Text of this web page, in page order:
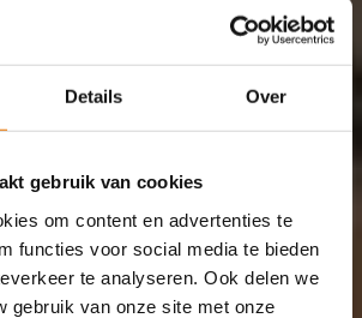
Details Over
gebruik van cookies
om content en advertenties te
functies voor social media te bieden
te analyseren. Ook delen we
gebruik van onze site met onze
van